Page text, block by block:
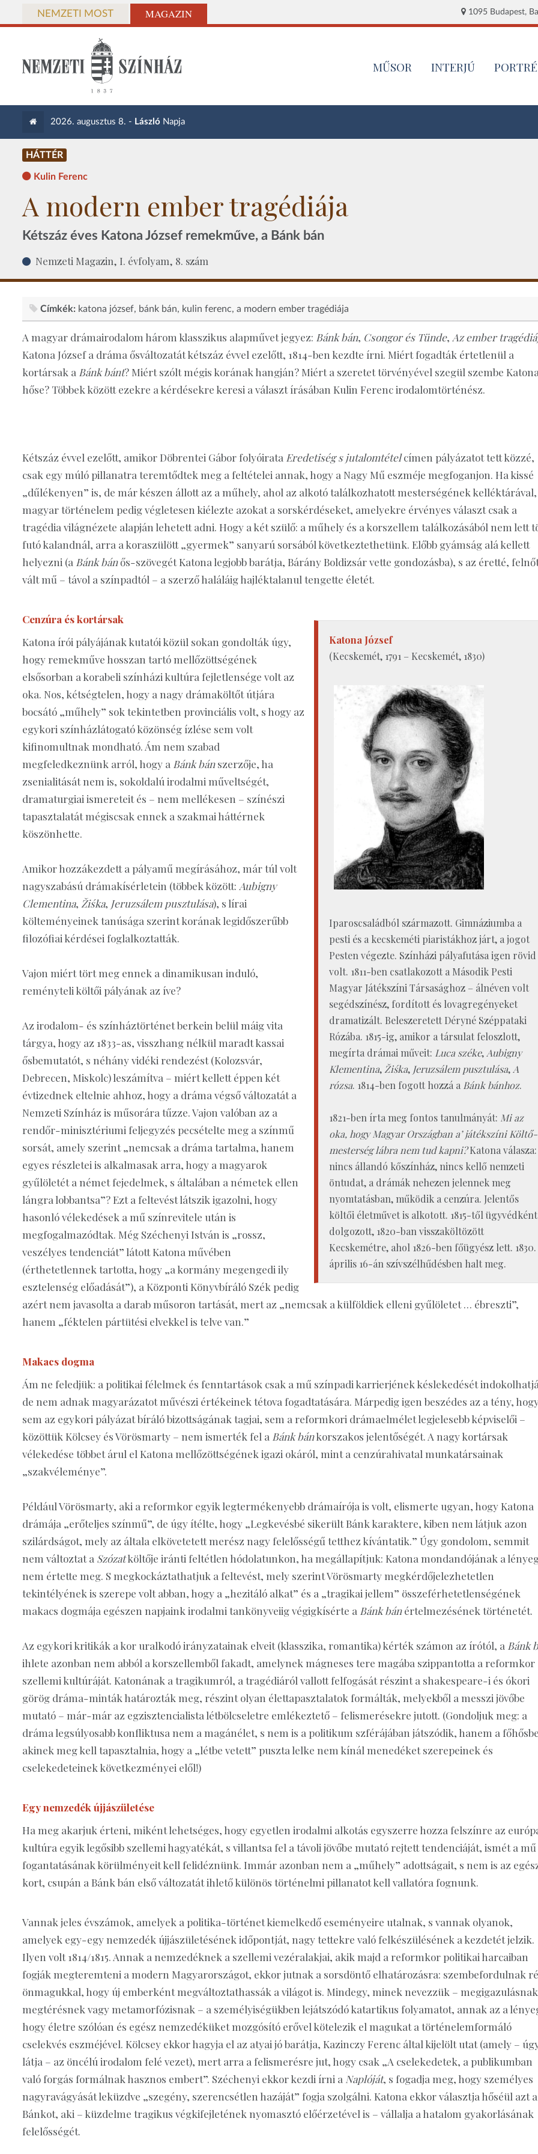
NEMZETI MOST MAGAZIN 1095 Budapest,
MŰSOR INTERJÚ PORTRÉ
2026. augusztus 8. - László Napja
HÁTTÉR
Kulin Ferenc
A modern ember tragédiája
Kétszáz éves Katona József remekműve, a Bánk bán
Nemzeti Magazin, I. évfolyam, 8. szám
Címkék: katona józsef bánk bán kulin ferenc a modern ember tragédiája
A magyar drámairodalom három klasszikus alapművet jegyez: Bánk bán, Csongor és Tünde, Az ember
Katona József a dráma ősváltozatát kétszáz évvel ezelőtt, 1814-ben kezdte írni. Miért fogadták értetlenül a
kortársak a Bánk bánt? Miért szólt mégis korának hangján? Miért a szeretet törvényével szegül szembe
hőse? Többek között ezekre a kérdésekre keresi a választ írásában Kulin Ferenc irodalomtörténész.
Kétszáz évvel ezelőtt, amikor Döbrentei Gábor folyóirata Eredetiség s jutalomtételcímen pályázatot tett közzé,
csak egy múló pillanatra teremtődtek meg a feltételei annak, hogy a Nagy Mű eszméje megfoganjon. Ha kissé
„dűlékenyen” is, de már készen állott az a műhely, ahol az alkotó találkozhatott mesterségének
magyar történelem pedig végletesen kiélezte azokat a sorskérdéseket, amelyekre érvényes választ csak a
tragédia világnézete alapján lehetett adni. Hogy a két szülő: a műhely és a korszellem találkozásából nem lett
futó kalandnál, arra a koraszülött „gyermek” sanyarú sorsából következtethetünk. Előbb gyámság alá kellett
helyezni (a Bánk bánős-szövegét Katona legjobb barátja, Bárány Boldizsár vette gondozásba), s az éretté,
vált mű – távol a színpadtól – a szerző haláláig hajléktalanul tengette életét.
Katona József
(Kecskemét, 1791 – Kecskemét, 1830)
Iparoscsaládból származott. Gimnáziumba a
pesti és a kecskeméti piaristákhoz járt, a jogot
Pesten végezte. Színházi pályafutása igen rövid
volt. 1811-ben csatlakozott a Második Pesti
Magyar Játékszíni Társasághoz – álnéven volt
segédszínész, fordított és lovagregényeket
dramatizált. Beleszeretett Déryné Széppataki
Rózába. 1815-ig, amikor a társulat feloszlott,
megírta drámai műveit: Luca széke, Aubigny
Klementina, Žiśka, Jeruzsálem pusztulása, A
rózsa. 1814-ben fogott hozzá a Bánk bánhoz.
1821-ben írta meg fontos tanulmányát: Mi az
oka, hogy Magyar Országban a’ játékszíni Költő-
mesterség lábra nem tud kapni?Katona válasza:
nincs állandó kőszínház, nincs kellő nemzeti
öntudat, a drámák nehezen jelennek meg
nyomtatásban, működik a cenzúra. Jelentős
költői életművet is alkotott. 1815-től ügyvédként
dolgozott, 1820-ban visszaköltözött
Kecskemétre, ahol 1826-ben főügyész lett. 1830.
április 16-án szívszélhűdésben halt meg.
Cenzúra és kortársak
Katona írói pályájának kutatói közül sokan gondolták úgy,
hogy remekműve hosszan tartó mellőzöttségének
elsősorban a korabeli színházi kultúra fejletlensége volt az
oka. Nos, kétségtelen, hogy a nagy drámaköltőt útjára
bocsátó „műhely” sok tekintetben provinciális volt, s hogy az
egykori színházlátogató közönség ízlése sem volt
kifinomultnak mondható. Ám nem szabad
megfeledkeznünk arról, hogy a Bánk bánszerzője, ha
zsenialitását nem is, sokoldalú irodalmi műveltségét,
dramaturgiai ismereteit és – nem mellékesen – színészi
tapasztalatát mégiscsak ennek a szakmai háttérnek
köszönhette.
Amikor hozzákezdett a pályamű megírásához, már túl volt
nagyszabású drámakísérletein (többek között: Aubigny
Clementina, Žiśka, Jeruzsálem pusztulása), s lírai
költeményeinek tanúsága szerint korának legidőszerűbb
filozófiai kérdései foglalkoztatták.
Vajon miért tört meg ennek a dinamikusan induló,
reményteli költői pályának az íve?
Az irodalom- és színháztörténet berkein belül máig vita
tárgya, hogy az 1833-as, visszhang nélkül maradt kassai
ősbemutatót, s néhány vidéki rendezést (Kolozsvár,
Debrecen, Miskolc) leszámítva – miért kellett éppen két
évtizednek eltelnie ahhoz, hogy a dráma végső változatát a
Nemzeti Színház is műsorára tűzze. Vajon valóban az a
rendőr-minisztériumi feljegyzés pecsételte meg a színmű
sorsát, amely szerint „nemcsak a dráma tartalma, hanem
egyes részletei is alkalmasak arra, hogy a magyarok
gyűlöletét a német fejedelmek, s általában a németek ellen
lángra lobbantsa”? Ezt a feltevést látszik igazolni, hogy
hasonló vélekedések a mű színrevitele után is
megfogalmazódtak. Még Széchenyi István is „rossz,
veszélyes tendenciát” látott Katona művében
(érthetetlennek tartotta, hogy „a kormány megengedi ily
esztelenség előadását”), a Központi Könyvbíráló Szék pedig
azért nem javasolta a darab műsoron tartását, mert az „nemcsak a külföldiek elleni gyűlöletet … ébreszti”,
hanem „féktelen pártütési elvekkel is telve van.”
Makacs dogma
Ám ne feledjük: a politikai félelmek és fenntartások csak a mű színpadi karrierjének késlekedését
de nem adnak magyarázatot művészi értékeinek tétova fogadtatására. Márpedig igen beszédes az a tény,
sem az egykori pályázat bíráló bizottságának tagjai, sem a reformkori drámaelmélet legjelesebb képviselői –
közöttük Kölcsey és Vörösmarty – nem ismerték fel a Bánk bánkorszakos jelentőségét. A nagy kortársak
vélekedése többet árul el Katona mellőzöttségének igazi okáról, mint a cenzúrahivatal munkatársainak
„szakvéleménye”.
Például Vörösmarty, aki a reformkor egyik legtermékenyebb drámaírója is volt, elismerte ugyan, hogy Katona
drámája „erőteljes színmű”, de úgy ítélte, hogy „Legkevésbé sikerült Bánk karaktere, kiben nem látjuk azon
szilárdságot, mely az általa elkövetetett merész nagy felelősségű tetthez kívántatik.” Úgy gondolom, semmit
nem változtat a Szózatköltője iránti feltétlen hódolatunkon, ha megállapítjuk: Katona mondandójának a
nem értette meg. S megkockáztathatjuk a feltevést, mely szerint Vörösmarty megkérdőjelezhetetlen
tekintélyének is szerepe volt abban, hogy a „hezitáló alkat” és a „tragikai jellem” összeférhetetlenségének
makacs dogmája egészen napjaink irodalmi tankönyveiig végigkísérte a Bánk bánértelmezésének történetét.
Az egykori kritikák a kor uralkodó irányzatainak elveit (klasszika, romantika) kérték számon az írótól, a Bánk
ihlete azonban nem abból a korszellemből fakadt, amelynek mágneses tere magába szippantotta a reformkor
szellemi kultúráját. Katonának a tragikumról, a tragédiáról vallott felfogását részint a shakespeare-i és ókori
görög dráma-minták határozták meg, részint olyan élettapasztalatok formálták, melyekből a messzi jövőbe
mutató – már-már az egzisztencialista létbölcseletre emlékeztető – felismerésekre jutott. (Gondoljuk meg: a
dráma legsúlyosabb konfliktusa nem a magánélet, s nem is a politikum szférájában játszódik, hanem a
akinek meg kell tapasztalnia, hogy a „létbe vetett” puszta lelke nem kínál menedéket szerepeinek és
cselekedeteinek következményei elől!)
Egy nemzedék újjászületése
Ha meg akarjuk érteni, miként lehetséges, hogy egyetlen irodalmi alkotás egyszerre hozza felszínre az
kultúra egyik legősibb szellemi hagyatékát, s villantsa fel a távoli jövőbe mutató rejtett tendenciáját, ismét a mű
fogantatásának körülményeit kell felidéznünk. Immár azonban nem a „műhely” adottságait, s nem is az
kort, csupán a Bánk bán első változatát ihlető különös történelmi pillanatot kell vallatóra fognunk.
Vannak jeles évszámok, amelyek a politika-történet kiemelkedő eseményeire utalnak, s vannak olyanok,
amelyek egy-egy nemzedék újjászületésének időpontját, nagy tettekre való felkészülésének a kezdetét jelzik.
Ilyen volt 1814/1815. Annak a nemzedéknek a szellemi vezéralakjai, akik majd a reformkor politikai harcaiban
fogják megteremteni a modern Magyarországot, ekkor jutnak a sorsdöntő elhatározásra: szembefordulnak
önmagukkal, hogy új emberként megváltoztathassák a világot is. Mindegy, minek nevezzük –
megtérésnek vagy metamorfózisnak – a személyiségükben lejátszódó katartikus folyamatot, annak az a
hogy életre szólóan és egész nemzedéküket mozgósító erővel kötelezik el magukat a történelemformáló
cselekvés eszméjével. Kölcsey ekkor hagyja el az atyai jó barátja, Kazinczy Ferenc által kijelölt utat (amely –
látja – az öncélú irodalom felé vezet), mert arra a felismerésre jut, hogy csak „A cselekedetek, a publikumban
való forgás formálnak hasznos embert”. Széchenyi ekkor kezdi írni a Naplóját, s fogadja meg, hogy személyes
nagyravágyását leküzdve „szegény, szerencsétlen hazáját” fogja szolgálni. Katona ekkor választja hőséül azt a
Bánkot, aki – küzdelme tragikus végkifejletének nyomasztó előérzetével is – vállalja a hatalom gyakorlásának
felelősségét.